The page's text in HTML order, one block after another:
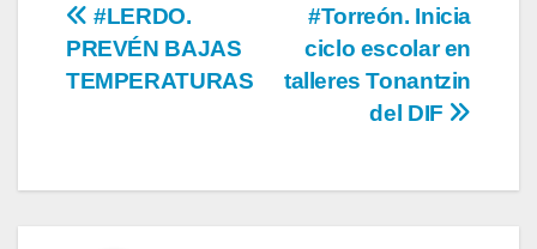
Navegación
de
#Torreón. Inicia
ciclo escolar en
talleres Tonantzin
del DIF
#LERDO.
PREVÉN BAJAS
TEMPERATURAS